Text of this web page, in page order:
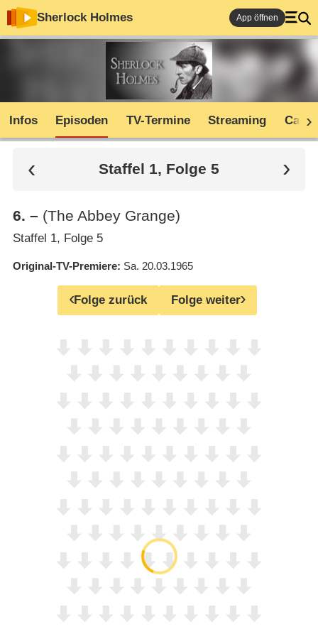
Sherlock Holmes App öffnen
Infos Episoden TV-Termine Streaming Cast
Staffel 1, Folge 5
6. – (The Abbey Grange)
Staffel 1, Folge 5
Original-TV-Premiere Sa. 20.03.1965
Folge zurück Folge weiter